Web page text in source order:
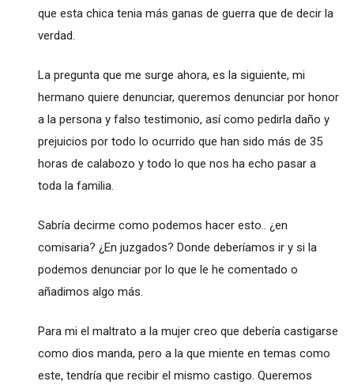
que esta chica tenia más ganas de guerra que de decir la
verdad.
La pregunta que me surge ahora, es la siguiente, mi
hermano quiere denunciar, queremos denunciar por honor
a la persona y falso testimonio, así como pedirla daño y
prejuicios por todo lo ocurrido que han sido más de 35
horas de calabozo y todo lo que nos ha echo pasar a
toda la familia.
Sabría decirme como podemos hacer esto.. ¿en
comisaria? ¿En juzgados? Donde deberíamos ir y si la
podemos denunciar por lo que le he comentado o
añadimos algo más.
Para mi el maltrato a la mujer creo que debería castigarse
como dios manda, pero a la que miente en temas como
este, tendría que recibir el mismo castigo. Queremos